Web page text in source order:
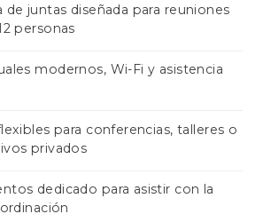
de juntas diseñada para reuniones
personas
modernos, Wi-Fi y asistencia
para conferencias, talleres o
privados
dedicado para asistir con la